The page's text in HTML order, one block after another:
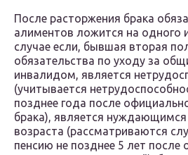
После расторжения брака
алиментов ложится на одного
случае если, бывшая вторая
обязательства по уходу за
инвалидом, является
(учитывается
позднее года после
брака), является
возраста (рассматриваются
пенсию не позднее 5 лет после